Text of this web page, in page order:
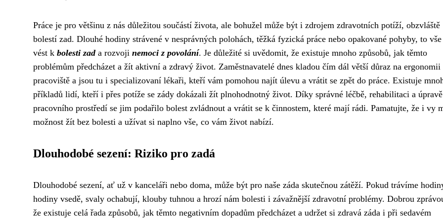
Práce je pro většinu z nás důležitou součástí života, ale bohužel může být i zdrojem zdravotních potíží, obzvláště
bolestí zad. Dlouhé hodiny strávené v nesprávných polohách, těžká fyzická práce nebo opakované pohyby, to
vést k bolesti zada rozvoji nemoci z povolání. Je důležité si uvědomit, že existuje mnoho způsobů, jak těmto
problémům předcházet a žít aktivní a zdravý život. Zaměstnavatelé dnes kladou čím dál větší důraz na ergonomii
pracoviště a jsou tu i specializovaní lékaři, kteří vám pomohou najít úlevu a vrátit se zpět do práce. Existuje
příkladů lidí, kteří i přes potíže se zády dokázali žít plnohodnotný život. Díky správné léčbě, rehabilitaci a úpravě
pracovního prostředí se jim podařilo bolest zvládnout a vrátit se k činnostem, které mají rádi. Pamatujte, že i vy
možnost žít bez bolesti a užívat si naplno vše, co vám život nabízí.
Dlouhodobé sezení: Riziko pro zadá
Dlouhodobé sezení, ať už v kanceláři nebo doma, může být pro naše záda skutečnou zátěží. Pokud trávíme
hodiny vsedě, svaly ochabují, klouby tuhnou a hrozí nám bolesti i závažnější zdravotní problémy. Dobrou
že existuje celá řada způsobů, jak těmto negativním dopadům předcházet a udržet si zdravá záda i při sedavém